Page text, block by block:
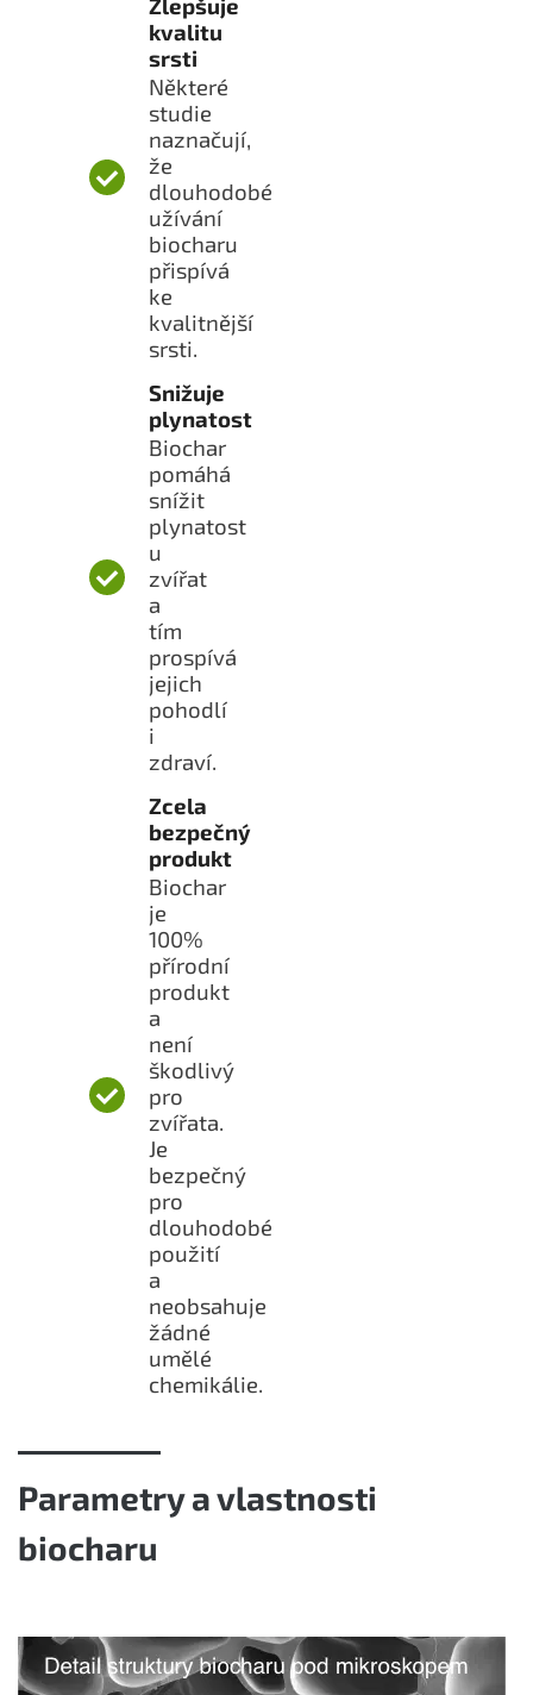
Zlepšuje
kvalitu
srsti
Některé
studie
naznačují,
že
dlouhodobé
užívání
biocharu
přispívá
ke
kvalitnější
srsti.
Snižuje
plynatost
Biochar
pomáhá
snížit
plynatost
u
zvířat
a
tím
prospívá
jejich
pohodlí
i
zdraví.
Zcela
bezpečný
produkt
Biochar
je
100%
přírodní
produkt
a
není
škodlivý
pro
zvířata.
Je
bezpečný
pro
dlouhodobé
použití
a
neobsahuje
žádné
umělé
chemikálie.
Parametry a vlastnosti
biocharu